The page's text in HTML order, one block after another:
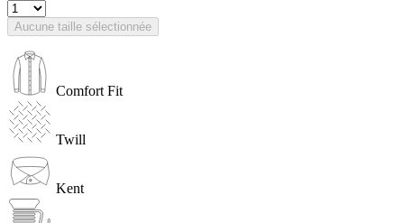
Aucune taille sélectionnée
Comfort Fit
Twill
Kent